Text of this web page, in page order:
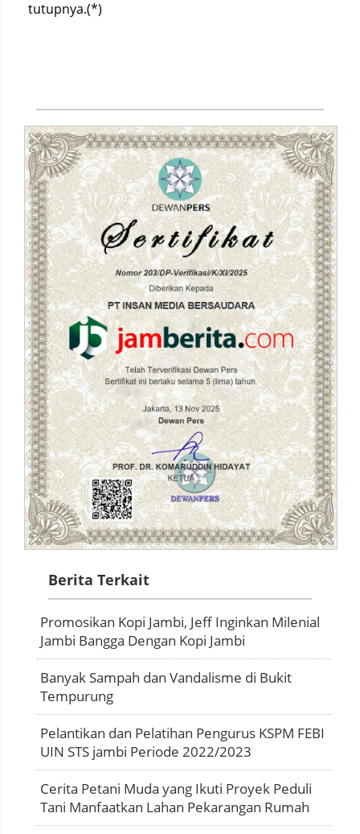
tutupnya.(*)
Berita Terkait
Promosikan Kopi Jambi, Jeff Inginkan Milenial
Jambi Bangga Dengan Kopi Jambi
Banyak Sampah dan Vandalisme di Bukit
Tempurung
Pelantikan dan Pelatihan Pengurus KSPM FEBI
UIN STS jambi Periode 2022/2023
Cerita Petani Muda yang Ikuti Proyek Peduli
Tani Manfaatkan Lahan Pekarangan Rumah